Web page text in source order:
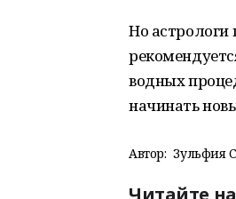
Но астрологи
водных
начинать
Автор: Зульфия
Читайте